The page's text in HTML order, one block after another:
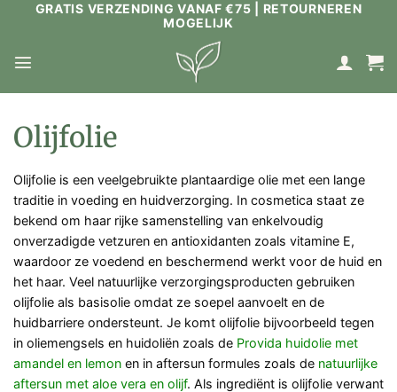
GRATIS VERZENDING VANAF €75 | RETOURNEREN
MOGELIJK
Olijfolie
Olijfolie is een veelgebruikte plantaardige olie met een lange
traditie in voeding en huidverzorging. In cosmetica staat ze
bekend om haar rijke samenstelling van enkelvoudig
onverzadigde vetzuren en antioxidanten zoals vitamine E,
waardoor ze voedend en beschermend werkt voor de huid en
het haar. Veel natuurlijke verzorgingsproducten gebruiken
olijfolie als basisolie omdat ze soepel aanvoelt en de
huidbarriere ondersteunt. Je komt olijfolie bijvoorbeeld tegen
in oliemengsels en huidoliën zoals de Provida huidolie met
amandel en lemon en in aftersun formules zoals de natuurlijke
aftersun met aloe vera en olijf. Als ingrediënt is olijfolie verwant